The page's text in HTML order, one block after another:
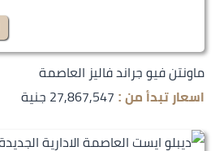
ماونتن فيو جراند فاليز العاصمة
اسعار تبدأ من : 27,867,547 جنية